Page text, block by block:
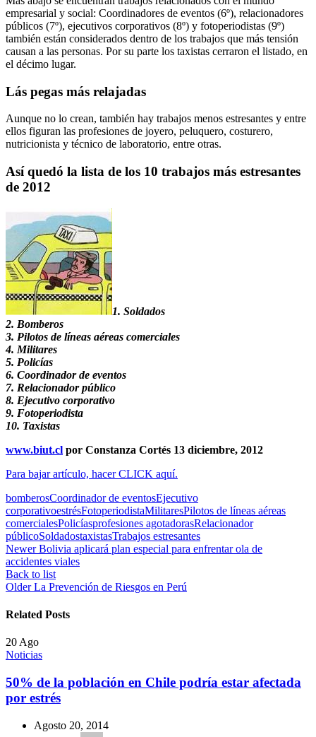
empresarial y social: Coordinadores de eventos (6º), relacionadores
públicos (7º), ejecutivos corporativos (8º) y fotoperiodistas (9º)
también están considerados dentro de los trabajos que más tensión
causan a las personas. Por su parte los taxistas cerraron el listado, en
el décimo lugar.
Lás pegas más relajadas
Aunque no lo crean, también hay trabajos menos estresantes y entre
ellos figuran las profesiones de joyero, peluquero, costurero,
nutricionista y técnico de laboratorio, entre otras.
Así quedó la lista de los 10 trabajos más estresantes
de 2012
1. Soldados
2. Bomberos
3. Pilotos de líneas aéreas comerciales
4. Militares
5. Policías
6. Coordinador de eventos
7. Relacionador público
8. Ejecutivo corporativo
9. Fotoperiodista
10. Taxistas
www.biut.cl por Constanza Cortés 13 diciembre, 2012
Para bajar artículo, hacer CLICK aquí.
bomberosCoordinador de eventosEjecutivo
corporativoestrésFotoperiodistaMilitaresPilotos de líneas aéreas
comercialesPolicíasprofesiones agotadorasRelacionador
públicoSoldadostaxistasTrabajos estresantes
Newer Bolivia aplicará plan especial para enfrentar ola de
accidentes viales
Back to list
Older La Prevención de Riesgos en Perú
Related Posts
20 Ago
Noticias
50% de la población en Chile podría estar afectada
por estrés
Agosto 20, 2014